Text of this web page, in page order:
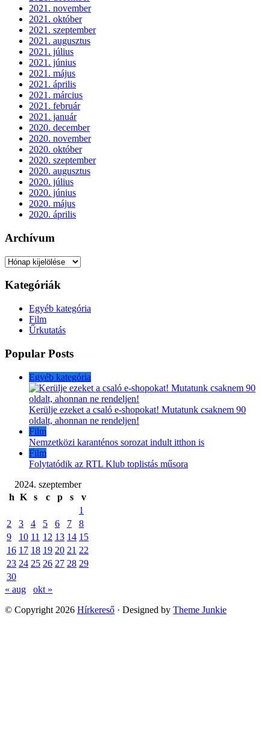
2021. november
2021. október
2021. szeptember
2021. augusztus
2021. július
2021. június
2021. május
2021. április
2021. március
2021. február
2021. január
2020. december
2020. november
2020. október
2020. szeptember
2020. augusztus
2020. július
2020. június
2020. május
2020. április
Archívum
Archívum
Kategóriák
Egyéb kategória
Film
Űrkutatás
Popular Posts
Egyéb kategória
Kerülje ezeket a csaló e-shopokat! Mutatunk csaknem 90
oldalt, ahonnan ne rendeljen!
Film
Nemzetközi karanténos sorozat indult itthon is
Film
Folytatódik az RTL Klub toplistás műsora
2024. szeptember
h K s c p s
v
1
2
3 4 5 6 7
8
9
10 11 12 13 14 15
16 17 18 19 20 21 22
23 24 25 26 27 28 29
30
« aug
okt »
© Copyright 2026 Hírkereső · Designed by Theme Junkie